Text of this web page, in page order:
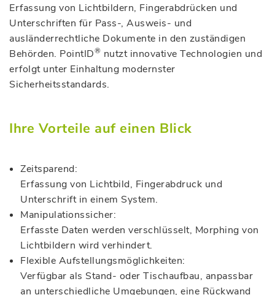
Erfassung von Lichtbildern, Fingerabdrücken und
Unterschriften für Pass-, Ausweis- und
ausländerrechtliche Dokumente in den zuständigen
Behörden. PointID® nutzt innovative Technologien und
erfolgt unter Einhaltung modernster
Sicherheitsstandards.
Ihre Vorteile auf einen Blick
Zeitsparend:
Erfassung von Lichtbild, Fingerabdruck und
Unterschrift in einem System.
Manipulationssicher:
Erfasste Daten werden verschlüsselt, Morphing von
Lichtbildern wird verhindert.
Flexible Aufstellungsmöglichkeiten:
Verfügbar als Stand- oder Tischaufbau, anpassbar
an unterschiedliche Umgebungen, eine Rückwand